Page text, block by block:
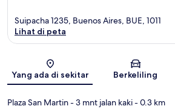
Peta
Suipacha 1235, Buenos Aires, BUE, 1011
Lihat di peta
Yang ada di sekitar Berkeliling
Plaza San Martin- 3 mnt jalan kaki- 0.3 km